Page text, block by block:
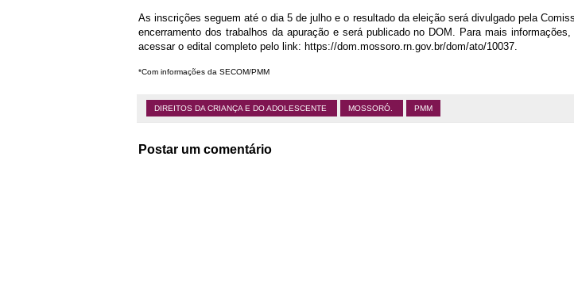
As inscrições seguem até o dia 5 de julho e o resultado da eleição será divulgado pela
encerramento dos trabalhos da apuração e será publicado no DOM. Para mais
acessar o edital completo pelo link: https://dom.mossoro.rn.gov.br/dom/ato/10037.
*Com informações da SECOM/PMM
DIREITOS DA CRIANÇA E DO ADOLESCENTE MOSSORÓ. PMM
Postar um comentário